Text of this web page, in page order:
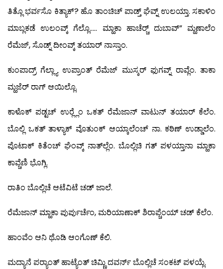
ತಿತ್ಲೊ ಭರ್ವಸೊ ಕಿತ್ಯಾಕ್? ಹೊ ತಾಂಚಿಚ್ ಪಾಡ್ತ್ ಘೆವ್ನ್ ಉಲಯ್ತಾ. ಸಕಾಳಿಂ
ಮಾಬ್ಲಕಡೆ ಉಲಂವ್ಕ್ ಗೆಲ್ಲೊ….. ಮ್ಹಾಕಾ ಹಾಚೆರ್‍ಚ್ ದುಬಾವ್” ಮ್ಹಣಾಲೆಂ
ರೆಮೆಜ್, ಸೊಡ್ನ್ ದೀಂವ್ಕ್ ತಯಾರ್ ನಾಸ್ತಾಂ.
ಕುಂಪಾದ್ರ್ ಗೆಲ್ಲ್ಯಾ ಉಪ್ರಾಂತ್ ರೆಮೆಜ್ ಮುಸ್ಕರ್ ಫುಗವ್ನ್ ರಾವ್ಲೆಂ. ತಾಕಾ
ಮ್ಹಜೆರ್ ರಾಗ್ ಆಯಿಲ್ಲೊ.
ಕಾಳೊಕ್ ಪಡ್ಟಚ್ ಉರ್‍ಲ್ಲೆಂ ಒಕತ್ ರೆಮೆಜಾನ್ ವಾಟುನ್ ತಯಾರ್ ಕೆಲೆಂ.
ಬೊಲ್ಲಿ ಒಕತ್ ತಾಳ್ಯಾಕ್ ವೊತುಂಕ್ ಆಯ್ಕಾಲೆಂಚ್ ನಾ. ಕಠಿಣ್ ಉಡ್ಡಾಲೆಂ.
ಪೊಟಾಕ್ ಕಿತೆಂಚ್ ಘೆಂವ್ಕ್ ನಾತ್‍ಲ್ಲೆಂ. ಬೊಲ್ಲಿಚಿ ಗತ್ ಪಳಯ್ತಾನಾ ಮ್ಹಾಕಾ
ಕಾವ್ಚೆಣಿ ಭೊಗ್ಲಿ.
ರಾತಿಂ ಬೊಲ್ಲಿಚೆ ಆಟೆವಿಟೆ ಚಡ್ ಜಾಲೆ.
ರೆಮೆಜಾನ್ ಮ್ಹಾಕಾ ಪುರ್ಪುರ್ಚೆಂ, ಮರಿಯಾಣಾಕ್ ಶಿರಾಪ್ಚೆಂಯ್ ಚಡ್ ಕೆಲೆಂ.
ಹಾಂವೆಂ ಆನಿ ಥೊಡಿ ಆಂಗೊಣ್ ಕೆಲಿ.
ಮದ್ಯಾನೆ ಪರ್‍ಯಾಂತ್ ಹಾಟ್ಯೆಂತ್ ಚಿಮ್ಣಿ ದವರ್ನ್ ಬೊಲ್ಲಿಚೆ ಸಂಕಟ್ ಪಳಯ್ಲೆ.